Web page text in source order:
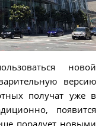
новой
версию
получат уже в
появится